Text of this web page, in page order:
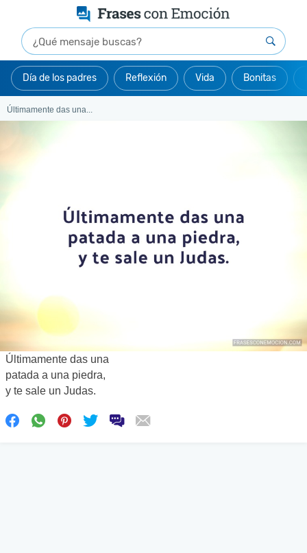
Día de los padres Reflexión Vida Bonitas
Últimamente das una...
Últimamente das una
patada a una piedra,
y te sale un Judas.